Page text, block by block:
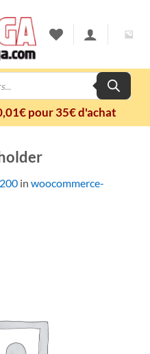
pour 35€ d'achat
in woocommerce-